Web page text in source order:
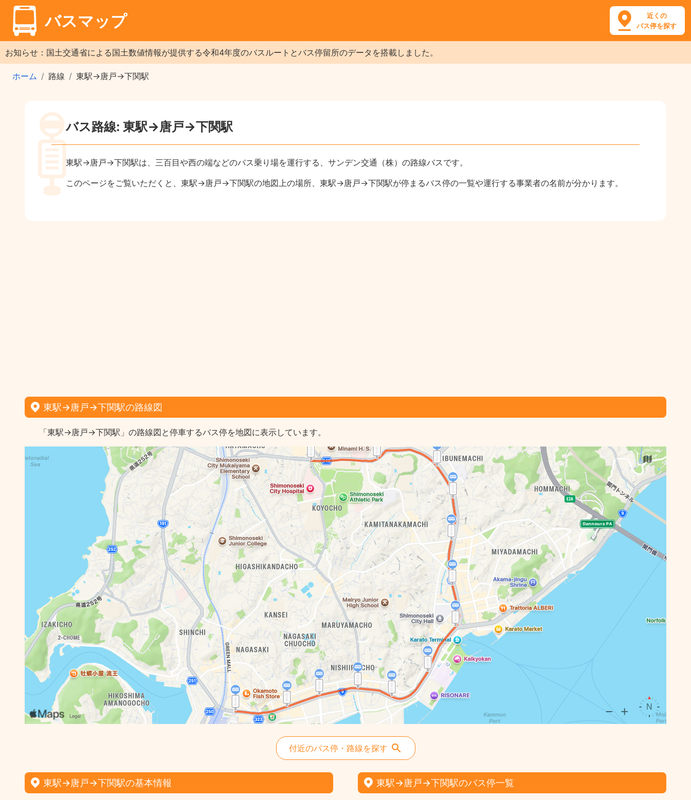
バスマップ
近くの
バス停を探す
お知らせ：国土交通省による国土数値情報が提供する令和4年度のバスルートとバス停留所のデータを搭載しました。
ホーム 路線 東駅→唐戸→下関駅
バス路線: 東駅→唐戸→下関駅
東駅→唐戸→下関駅は、三百目や西の端などのバス乗り場を運行する、サンデン交通（株）の路線バスです。
このページをご覧いただくと、東駅→唐戸→下関駅の地図上の場所、東駅→唐戸→下関駅が停まるバス停の一覧や運行する事業者の名前が分かります。
東駅→唐戸→下関駅の路線図
「東駅→唐戸→下関駅」の路線図と停車するバス停を地図に表示しています。
付近のバス停・路線を探す
東駅→唐戸→下関駅の基本情報 東駅→唐戸→下関駅のバス停一覧